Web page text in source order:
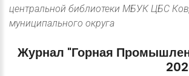
центральной библиотеки МБУК ЦБС
муниципального округа
Журнал "Горная